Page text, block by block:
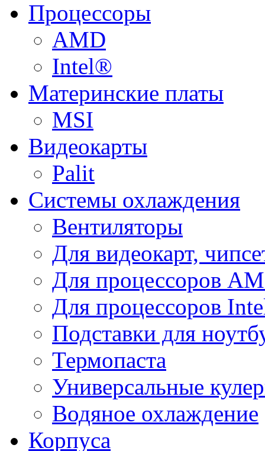
Процессоры
AMD
Intel®
Материнские платы
MSI
Видеокарты
Palit
Системы охлаждения
Вентиляторы
Для видеокарт,
Для процессоров
Для процессоров
Подставки для
Термопаста
Универсальные
Водяное охлаждение
Корпуса